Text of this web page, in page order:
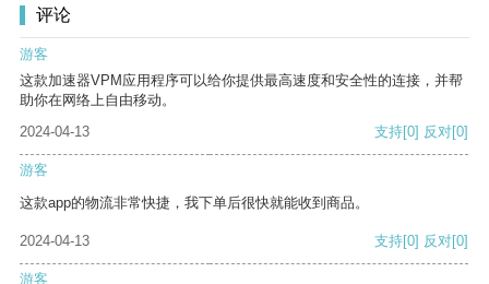
评论
游客
这款加速器VPM应用程序可以给你提供最高速度和安全性的连接，并帮
助你在网络上自由移动。
2024-04-13
支持[0] 反对[0]
游客
这款app的物流非常快捷，我下单后很快就能收到商品。
2024-04-13 支持[0] 反对[0]
游客